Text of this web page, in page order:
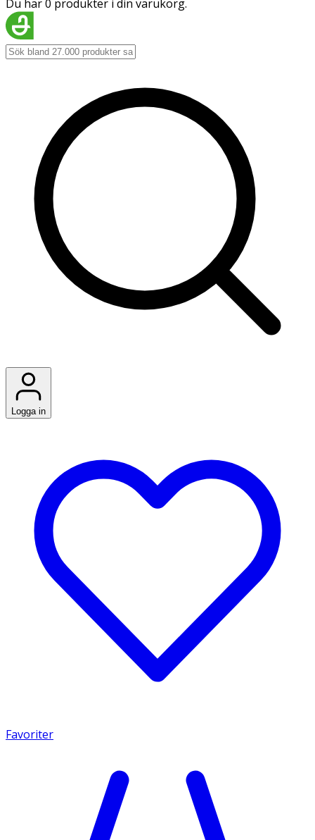
Du har 0 produkter i din varukorg.
Logga in
Favoriter